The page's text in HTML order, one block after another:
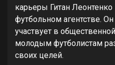
карьеры Гитан Леонтенко
футбольном агентстве.
участвует в
молодым футболистам
своих целей.